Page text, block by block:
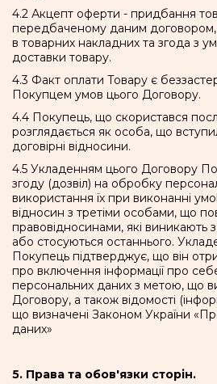
4.2 Акцепт оферти - придбання
передбаченому даним договором,
в товарних накладних та згода з
доставки товару.
4.3 Факт оплати Товару є
Покупцем умов цього Договору.
4.4 Покупець, що скористався
розглядається як особа, що
договірні відносини.
4.5 Укладенням цього Договору
згоду (дозвіл) на обробку
використання їх при виконанні
відносин з третіми особами, що
правовідносинами, які виникають
або стосуються останнього.
Покупець підтверджує, що він
про включення інформації про
персональних даних з метою, що
Договору, а також відомості
що визначені Законом України
даних»
5. Права та обов'язки сторін.